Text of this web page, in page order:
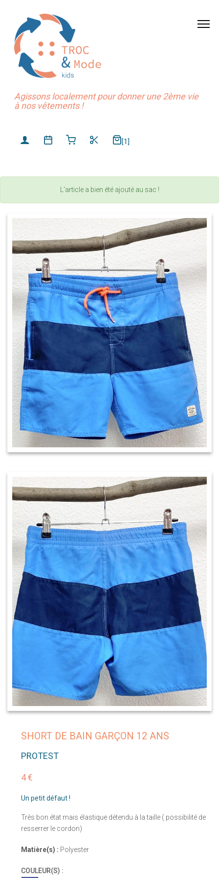
Agissons localement pour donner une 2ème vie
à nos vêtements !
[1]
L'article a bien été ajouté au sac !
SHORT DE BAIN GARÇON 12 ANS
PROTEST
4 €
Un petit défaut !
Très bon état mais élastique détendu à la taille ( possibilité de
resserrer le cordon)
Matière(s) : Polyester
COULEUR(S) :